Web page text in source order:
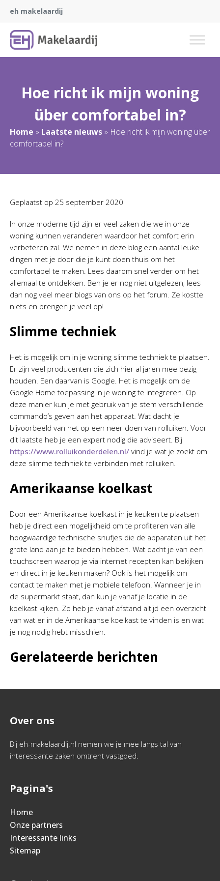
eh makelaardij
Hoe richt ik mijn woning
über comfortabel in?
Home » Laatste nieuws » Hoe richt ik mijn woning über
comfortabel in?
Geplaatst op 25 september 2020
In onze moderne tijd zijn er veel zaken die we in onze
woning kunnen veranderen waardoor het comfort erin
verbeteren zal. We nemen in deze blog een aantal leuke
dingen met je door die je kunt doen thuis om het
comfortabel te maken. Lees daarom snel verder om het
allemaal te ontdekken. Ben je er nog niet uitgelezen, lees
dan nog veel meer blogs van ons op het forum. Ze kostte
niets en brengen je veel op!
Slimme techniek
Het is mogelijk om in je woning slimme techniek te plaatsen.
Er zijn veel producenten die zich hier al jaren mee bezig
houden. Een daarvan is Google. Het is mogelijk om de
Google Home toepassing in je woning te integreren. Op
deze manier kun je met gebruik van je stem verschillende
commando’s geven aan het apparaat. Wat dacht je
bijvoorbeeld van het op een neer doen van rolluiken. Voor
dit laatste heb je een expert nodig die adviseert. Bij
https://www.rolluikonderdelen.nl/ vind je wat je zoekt om
deze slimme techniek te verbinden met rolluiken.
Amerikaanse koelkast
Door een Amerikaanse koelkast in je keuken te plaatsen
heb je direct een mogelijkheid om te profiteren van alle
hoogwaardige technische snufjes die de apparaten uit het
grote land aan je te bieden hebben. Wat dacht je van een
touchscreen waarop je via internet recepten kan bekijken
en direct in je keuken maken? Ook is het mogelijk om
contact te maken met je mobiele telefoon. Wanneer je in
de supermarkt staat, dan kun je vanaf je locatie in de
koelkast kijken. Zo heb je vanaf afstand altijd een overzicht
van wat er in de Amerikaanse koelkast te vinden is en wat
je nog nodig hebt misschien.
Gerelateerde berichten
Over ons
Bij eh-makelaardij.nl nemen we je mee langs tal van
interessante zaken omtrent vastgoed.
Pagina's
Home
Onze partners
Interessante links
Sitemap